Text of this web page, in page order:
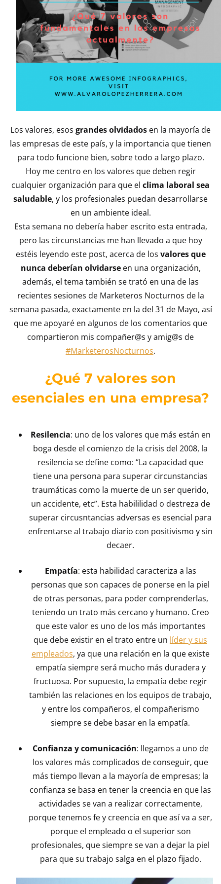
Los valores, esos grandes olvidados en la mayoría de
las empresas de este país, y la importancia que tienen
para todo funcione bien, sobre todo a largo plazo.
Hoy me centro en los valores que deben regir
cualquier organización para que el clima laboral sea
saludable, y los profesionales puedan desarrollarse
en un ambiente ideal.
Esta semana no debería haber escrito esta entrada,
pero las circunstancias me han llevado a que hoy
estéis leyendo este post, acerca de los valores que
nunca deberían olvidarseen una organización,
además, el tema también se trató en una de las
recientes sesiones de Marketeros Nocturnos de la
semana pasada, exactamente en la del 31 de Mayo, así
que me apoyaré en algunos de los comentarios que
compartieron mis compañer@s y amig@s de
#MarketerosNocturnos.
¿Qué 7 valores son
esenciales en una empresa?
Resilencia: uno de los valores que más están en
boga desde el comienzo de la crisis del 2008, la
resilencia se define como: “La capacidad que
tiene una persona para superar circunstancias
traumáticas como la muerte de un ser querido,
un accidente, etc”. Esta habililidad o destreza de
superar circusntancias adversas es esencial para
enfrentarse al trabajo diario con positivismo y sin
decaer.
Empatía: esta habilidad caracteriza a las
personas que son capaces de ponerse en la piel
de otras personas, para poder comprenderlas,
teniendo un trato más cercano y humano. Creo
que este valor es uno de los más importantes
que debe existir en el trato entre un líder y sus
empleados, ya que una relación en la que existe
empatía siempre será mucho más duradera y
fructuosa. Por supuesto, la empatía debe regir
también las relaciones en los equipos de trabajo,
y entre los compañeros, el compañerismo
siempre se debe basar en la empatía.
Confianza y comunicación: llegamos a uno de
los valores más complicados de conseguir, que
más tiempo llevan a la mayoría de empresas; la
confianza se basa en tener la creencia en que las
actividades se van a realizar correctamente,
porque tenemos fe y creencia en que así va a ser,
porque el empleado o el superior son
profesionales, que siempre se van a dejar la piel
para que su trabajo salga en el plazo fijado.